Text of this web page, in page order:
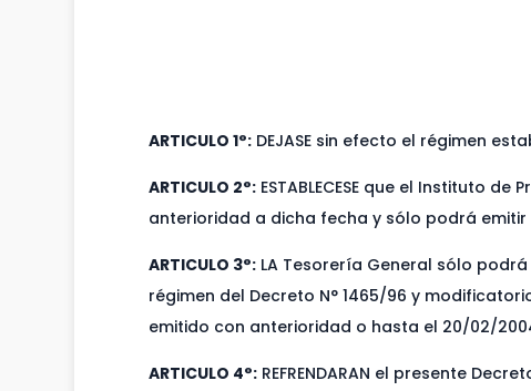
ARTICULO 1°: DEJASE sin efecto el régimen
ARTICULO 2°: ESTABLECESE que el Instituto
anterioridad a dicha fecha y sólo podrá
ARTICULO 3°: LA Tesorería General sólo
régimen del Decreto N° 1465/96 y
emitido con anterioridad o hasta el 20/02/
ARTICULO 4°: REFRENDARAN el presente